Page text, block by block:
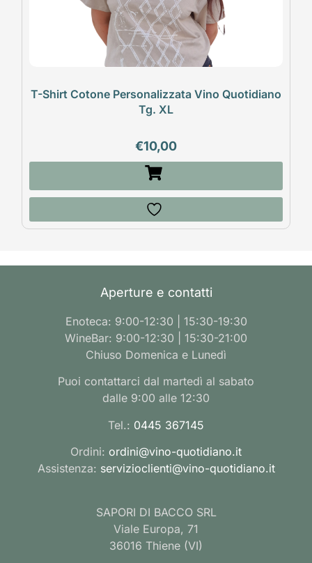
T-Shirt Cotone Personalizzata Vino Quotidiano
Tg. XL
€10,00
Aperture e contatti
Enoteca: 9:00-12:30 | 15:30-19:30
WineBar: 9:00-12:30 | 15:30-21:00
Chiuso Domenica e Lunedì
Puoi contattarci dal martedì al sabato
dalle 9:00 alle 12:30
Tel.: 0445 367145
Ordini: ordini@vino-quotidiano.it
Assistenza: servizioclienti@vino-quotidiano.it
SAPORI DI BACCO SRL
Viale Europa, 71
36016 Thiene (VI)